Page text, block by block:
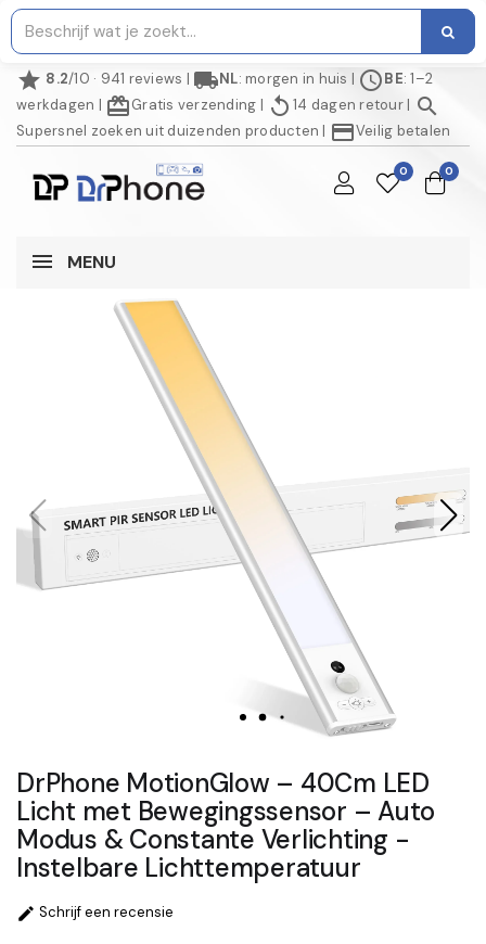
star 8.2/10 · 941 reviews | local_shippingNL: morgen in huis | scheduleBE: 1–2
werkdagen | redeemGratis verzending | replay 14 dagen retour| search
Supersnel zoeken uit duizenden producten | credit_cardVeilig betalen
0 0
MENU
NIET OP VOORRAAD
DrPhone MotionGlow – 40Cm LED
Licht met Bewegingssensor – Auto
Modus & Constante Verlichting -
Instelbare Lichttemperatuur
 Schrijf een recensie